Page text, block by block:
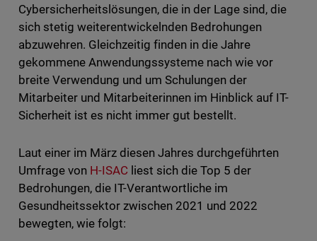
Cybersicherheitslösungen, die in der Lage sind, die
sich stetig weiterentwickelnden Bedrohungen
abzuwehren. Gleichzeitig finden in die Jahre
gekommene Anwendungssysteme nach wie vor
breite Verwendung und um Schulungen der
Mitarbeiter und Mitarbeiterinnen im Hinblick auf IT-
Sicherheit ist es nicht immer gut bestellt.
Laut einer im März diesen Jahres durchgeführten
Umfrage von H-ISAC liest sich die Top 5 der
Bedrohungen, die IT-Verantwortliche im
Gesundheitssektor zwischen 2021 und 2022
bewegten, wie folgt: